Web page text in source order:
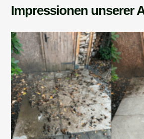
Impressionen unserer